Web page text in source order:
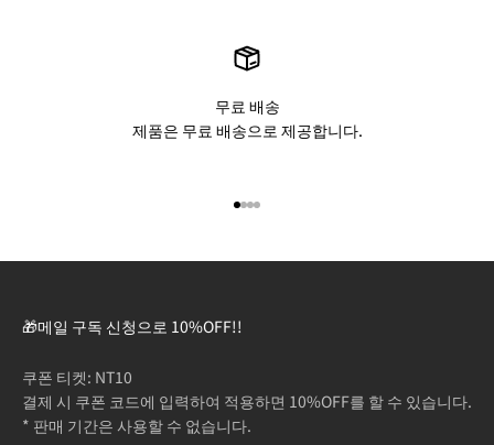
무료 배송
제품은 무료 배송으로 제공합니다.
🎁메일 구독 신청으로 10%OFF!!
쿠폰 티켓: NT10
결제 시 쿠폰 코드에 입력하여 적용하면 10%OFF를 할 수 있습니다.
* 판매 기간은 사용할 수 없습니다.